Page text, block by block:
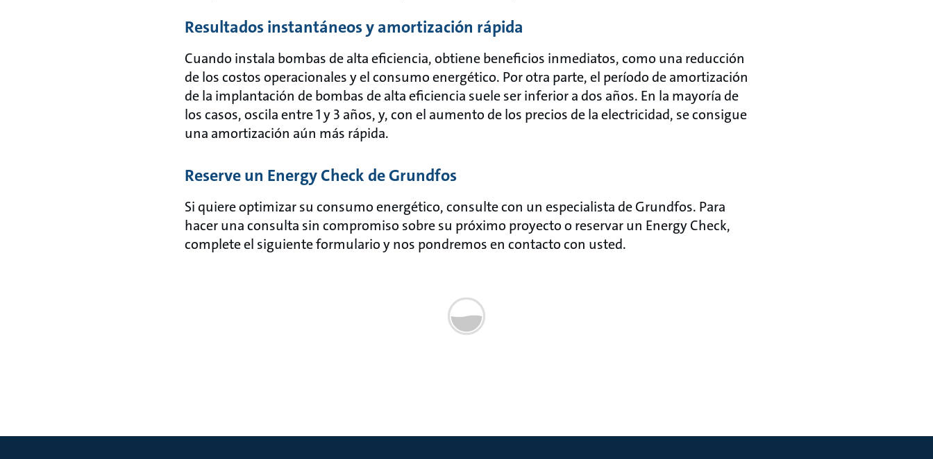
Resultados instantáneos y amortización rápida
Cuando instala bombas de alta eficiencia, obtiene beneficios inmediatos, como una reducción
de los costos operacionales y el consumo energético. Por otra parte, el período de amortización
de la implantación de bombas de alta eficiencia suele ser inferior a dos años. En la mayoría de
los casos, oscila entre 1 y 3 años, y, con el aumento de los precios de la electricidad, se consigue
una amortización aún más rápida.
Reserve un Energy Check de Grundfos
Si quiere optimizar su consumo energético, consulte con un especialista de Grundfos. Para
hacer una consulta sin compromiso sobre su próximo proyecto o reservar un Energy Check,
complete el siguiente formulario y nos pondremos en contacto con usted.